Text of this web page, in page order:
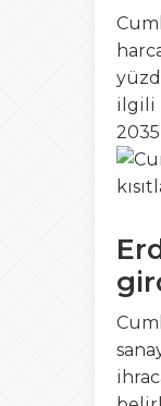
ilgili